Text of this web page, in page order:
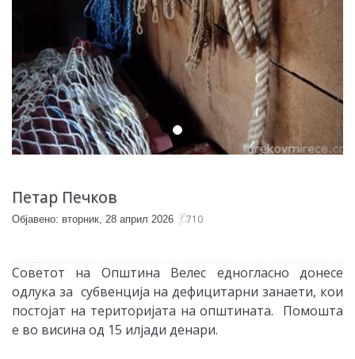
Петар Печков
Објавено: вторник, 28 април 2026 710
Советот на Општина Велес едногласно донесе
одлука за субвенција на дефицитарни занаети, кои
постојат на територијата на општината. Помошта
е во висина од 15 илјади денари.